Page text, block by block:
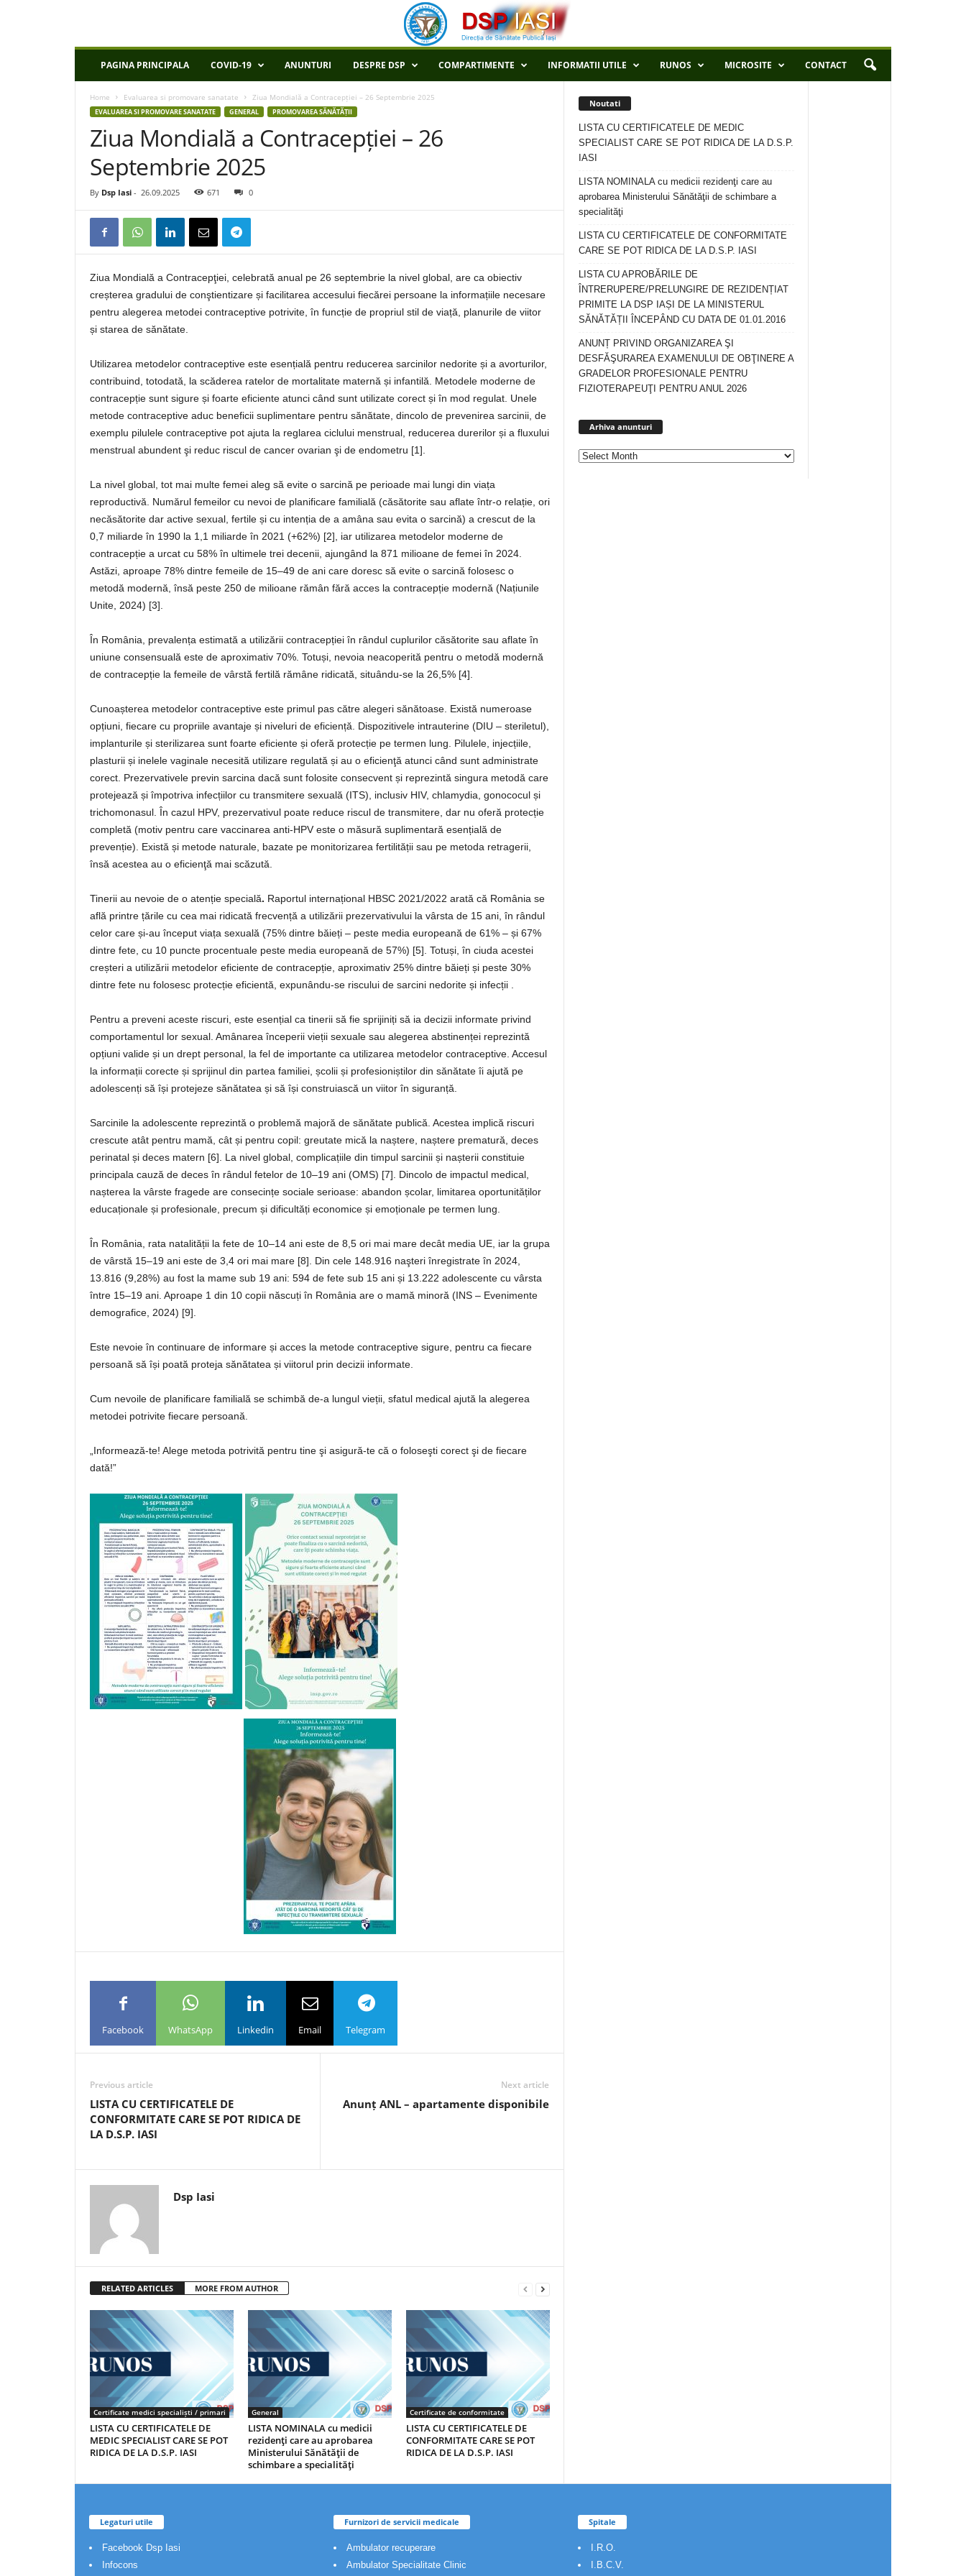
P
PAGINA PRINCIPALA COVID-19 ANUNTURI DESPRE DSP COMPARTIMENTE INFORMATII UTILE RUNOS MICROSITE CONTACT
Home Evaluarea si promovare sanatate Ziua Mondială a Contracepției – 26 Septembrie 2025
EVALUAREA SI PROMOVARE SANATATE GENERAL PROMOVAREA SĂNĂTĂȚII
Ziua Mondială a Contracepției – 26
Septembrie 2025
By Dsp Iasi - 26.09.2025 671 0
Ziua Mondială a Contracepţiei, celebrată anual pe 26 septembrie la nivel global, are ca obiectiv
creșterea gradului de conştientizare și facilitarea accesului fiecărei persoane la informațiile necesare
pentru alegerea metodei contraceptive potrivite, în funcție de propriul stil de viață, planurile de viitor
și starea de sănătate.
Utilizarea metodelor contraceptive este esențială pentru reducerea sarcinilor nedorite și a avorturilor,
contribuind, totodată, la scăderea ratelor de mortalitate maternă și infantilă. Metodele moderne de
contracepție sunt sigure și foarte eficiente atunci când sunt utilizate corect și în mod regulat. Unele
metode contraceptive aduc beneficii suplimentare pentru sănătate, dincolo de prevenirea sarcinii, de
exemplu pilulele contraceptive pot ajuta la reglarea ciclului menstrual, reducerea durerilor și a fluxului
menstrual abundent şi reduc riscul de cancer ovarian şi de endometru [1].
La nivel global, tot mai multe femei aleg să evite o sarcină pe perioade mai lungi din viața
reproductivă. Numărul femeilor cu nevoi de planificare familială (căsătorite sau aflate într-o relație, ori
necăsătorite dar active sexual, fertile și cu intenția de a amâna sau evita o sarcină) a crescut de la
0,7 miliarde în 1990 la 1,1 miliarde în 2021 (+62%) [2], iar utilizarea metodelor moderne de
contracepție a urcat cu 58% în ultimele trei decenii, ajungând la 871 milioane de femei în 2024.
Astăzi, aproape 78% dintre femeile de 15–49 de ani care doresc să evite o sarcină folosesc o
metodă modernă, însă peste 250 de milioane rămân fără acces la contracepție modernă (Națiunile
Unite, 2024) [3].
În România, prevalența estimată a utilizării contracepției în rândul cuplurilor căsătorite sau aflate în
uniune consensuală este de aproximativ 70%. Totuși, nevoia neacoperită pentru o metodă modernă
de contracepție la femeile de vârstă fertilă rămâne ridicată, situându-se la 26,5% [4].
Cunoașterea metodelor contraceptive este primul pas către alegeri sănătoase. Există numeroase
opțiuni, fiecare cu propriile avantaje și niveluri de eficiență. Dispozitivele intrauterine (DIU – steriletul),
implanturile și sterilizarea sunt foarte eficiente și oferă protecție pe termen lung. Pilulele, injecțiile,
plasturii și inelele vaginale necesită utilizare regulată și au o eficienţă atunci când sunt administrate
corect. Prezervativele previn sarcina dacă sunt folosite consecvent și reprezintă singura metodă care
protejează și împotriva infecțiilor cu transmitere sexuală (ITS), inclusiv HIV, chlamydia, gonococul și
trichomonasul. În cazul HPV, prezervativul poate reduce riscul de transmitere, dar nu oferă protecție
completă (motiv pentru care vaccinarea anti-HPV este o măsură suplimentară esențială de
prevenție). Există și metode naturale, bazate pe monitorizarea fertilității sau pe metoda retragerii,
însă acestea au o eficienţă mai scăzută.
Tinerii au nevoie de o atenție specială. Raportul internațional HBSC 2021/2022 arată că România se
află printre țările cu cea mai ridicată frecvență a utilizării prezervativului la vârsta de 15 ani, în rândul
celor care și-au început viața sexuală (75% dintre băieți – peste media europeană de 61% – și 67%
dintre fete, cu 10 puncte procentuale peste media europeană de 57%) [5]. Totuși, în ciuda acestei
creșteri a utilizării metodelor eficiente de contracepție, aproximativ 25% dintre băieți și peste 30%
dintre fete nu folosesc protecție eficientă, expunându-se riscului de sarcini nedorite și infecții .
Pentru a preveni aceste riscuri, este esențial ca tinerii să fie sprijiniți să ia decizii informate privind
comportamentul lor sexual. Amânarea începerii vieții sexuale sau alegerea abstinenței reprezintă
opțiuni valide și un drept personal, la fel de importante ca utilizarea metodelor contraceptive. Accesul
la informații corecte și sprijinul din partea familiei, școlii și profesioniștilor din sănătate îi ajută pe
adolescenți să își protejeze sănătatea și să își construiască un viitor în siguranță.
Sarcinile la adolescente reprezintă o problemă majoră de sănătate publică. Acestea implică riscuri
crescute atât pentru mamă, cât și pentru copil: greutate mică la naștere, naștere prematură, deces
perinatal și deces matern [6]. La nivel global, complicațiile din timpul sarcinii și nașterii constituie
principala cauză de deces în rândul fetelor de 10–19 ani (OMS) [7]. Dincolo de impactul medical,
nașterea la vârste fragede are consecințe sociale serioase: abandon școlar, limitarea oportunităților
educaționale și profesionale, precum și dificultăți economice și emoționale pe termen lung.
În România, rata natalității la fete de 10–14 ani este de 8,5 ori mai mare decât media UE, iar la grupa
de vârstă 15–19 ani este de 3,4 ori mai mare [8]. Din cele 148.916 naşteri înregistrate în 2024,
13.816 (9,28%) au fost la mame sub 19 ani: 594 de fete sub 15 ani și 13.222 adolescente cu vârsta
între 15–19 ani. Aproape 1 din 10 copii născuți în România are o mamă minoră (INS – Evenimente
demografice, 2024) [9].
Este nevoie în continuare de informare și acces la metode contraceptive sigure, pentru ca fiecare
persoană să își poată proteja sănătatea și viitorul prin decizii informate.
Cum nevoile de planificare familială se schimbă de-a lungul vieții, sfatul medical ajută la alegerea
metodei potrivite fiecare persoană.
„Informează-te! Alege metoda potrivită pentru tine şi asigură-te că o foloseşti corect şi de fiecare
dată!”
Facebook WhatsApp Linkedin Email Telegram
Previous article
LISTA CU CERTIFICATELE DE
CONFORMITATE CARE SE POT RIDICA DE
LA D.S.P. IASI
Next article
Anunț ANL – apartamente disponibile
Dsp Iasi
RELATED ARTICLES MORE FROM AUTHOR
Certificate medici specialiști / primari
LISTA CU CERTIFICATELE DE
MEDIC SPECIALIST CARE SE POT
RIDICA DE LA D.S.P. IASI
General
LISTA NOMINALA cu medicii
rezidenţi care au aprobarea
Ministerului Sănătăţii de
schimbare a specialităţi
Certificate de conformitate
LISTA CU CERTIFICATELE DE
CONFORMITATE CARE SE POT
RIDICA DE LA D.S.P. IASI
Noutati
LISTA CU CERTIFICATELE DE MEDIC
SPECIALIST CARE SE POT RIDICA DE LA D.S.P.
IASI
LISTA NOMINALA cu medicii rezidenţi care au
aprobarea Ministerului Sănătăţii de schimbare a
specialităţi
LISTA CU CERTIFICATELE DE CONFORMITATE
CARE SE POT RIDICA DE LA D.S.P. IASI
LISTA CU APROBĂRILE DE
ÎNTRERUPERE/PRELUNGIRE DE REZIDENȚIAT
PRIMITE LA DSP IAȘI DE LA MINISTERUL
SĂNĂTĂȚII ÎNCEPÂND CU DATA DE 01.01.2016
ANUNȚ PRIVIND ORGANIZAREA ŞI
DESFĂŞURAREA EXAMENULUI DE OBŢINERE A
GRADELOR PROFESIONALE PENTRU
FIZIOTERAPEUŢI PENTRU ANUL 2026
Arhiva anunturi
Legaturi utile
Facebook Dsp Iasi
Infocons
Furnizori de servicii medicale
Ambulator recuperare
Ambulator Specialitate Clinic
Spitale
I.R.O.
I.B.C.V.